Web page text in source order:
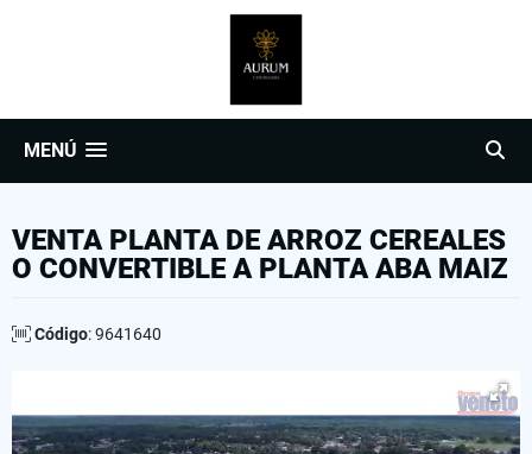
MENÚ
VENTA PLANTA DE ARROZ CEREALES
O CONVERTIBLE A PLANTA ABA MAIZ
Código: 9641640